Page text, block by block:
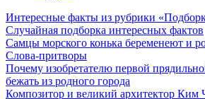
Интересные факты из рубрики
Случайная подборка интересных фактов
Самцы морского конька беременеют и
Слова-притворы
Почему изобретателю первой
бежать из родного города
Композитор и великий архитектор Ким